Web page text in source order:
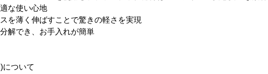
な使い心地
を薄く伸ばすことで驚きの軽さを実現
解でき、お手入れが簡単
について